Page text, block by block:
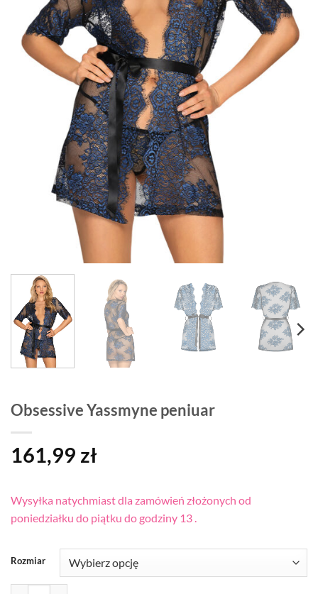
Obsessive Yassmyne peniuar
161,99 zł
Wysyłka natychmiast dla zamówień złożonych od
poniedziałku do piątku do godziny 13 .
Rozmiar